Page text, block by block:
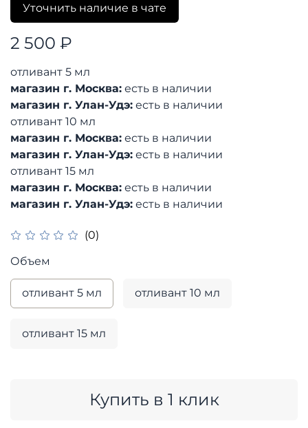
(0)
Уточнить наличие в чате
2 500 ₽
Купить в 1 клик
Объем
отливант 5 мл отливант 10 мл
отливант 15 мл
отливант 5 мл
магазин г. Москва: есть в наличии
магазин г. Улан-Удэ: есть в наличии
отливант 10 мл
магазин г. Москва: есть в наличии
магазин г. Улан-Удэ: есть в наличии
отливант 15 мл
магазин г. Москва: есть в наличии
магазин г. Улан-Удэ: есть в наличии